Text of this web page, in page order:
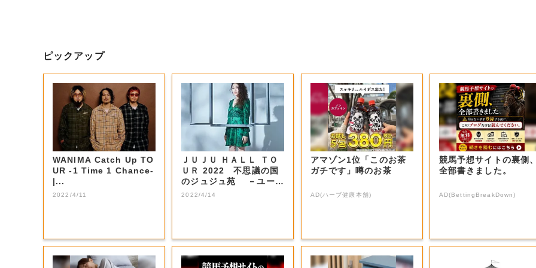
ピックアップ
WANIMA Catch Up TO
UR -1 Time 1 Chance-
|...
2022/4/11
ＪＵＪＵ ＨＡＬＬ ＴＯ
ＵＲ 2022 不思議の国
のジュジュ苑 －ユーミ
ンをめ...
2022/4/14
アマゾン1位「このお茶
ガチです」噂のお茶
AD(ハーブ健康本舗)
競馬予想サイトの裏側
全部書きました。
AD(BettingBreakDown)